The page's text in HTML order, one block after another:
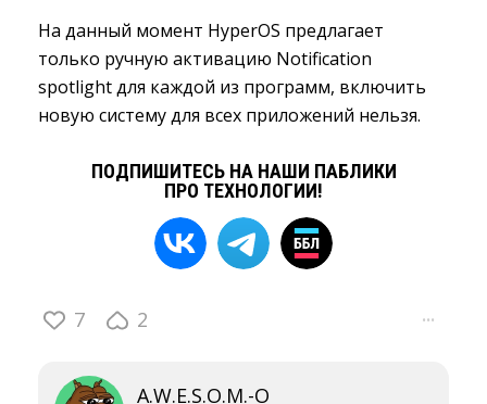
На данный момент HyperOS предлагает
только ручную активацию Notification
spotlight для каждой из программ, включить
новую систему для всех приложений нельзя.
ПОДПИШИТЕСЬ НА НАШИ ПАБЛИКИ
ПРО ТЕХНОЛОГИИ!
7 2 ···
A.W.E.S.O.M.-O